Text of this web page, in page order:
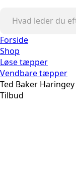
Forside
Shop
Løse tæpper
Vendbare tæpper
Ted Baker
Tilbud